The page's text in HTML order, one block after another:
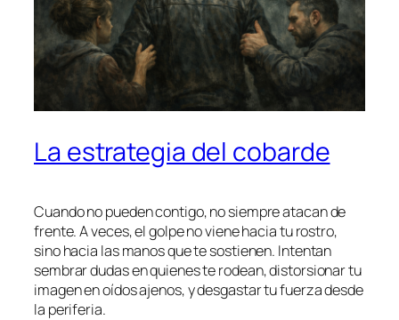
La estrategia del cobarde
Cuando no pueden contigo, no siempre atacan de
frente. A veces, el golpe no viene hacia tu rostro,
sino hacia las manos que te sostienen. Intentan
sembrar dudas en quienes te rodean, distorsionar tu
imagen en oídos ajenos, y desgastar tu fuerza desde
la periferia.